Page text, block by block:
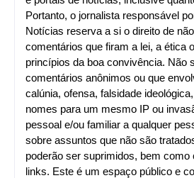
Portanto, o jornalista responsável
Notícias reserva a si o direito de
comentários que firam a lei, a ética
princípios da boa convivência. Não
comentários anônimos ou que
calúnia, ofensa, falsidade
nomes para um mesmo IP ou
pessoal e/ou familiar a qualquer
sobre assuntos que não são
poderão ser suprimidos, bem como
links. Este é um espaço público e